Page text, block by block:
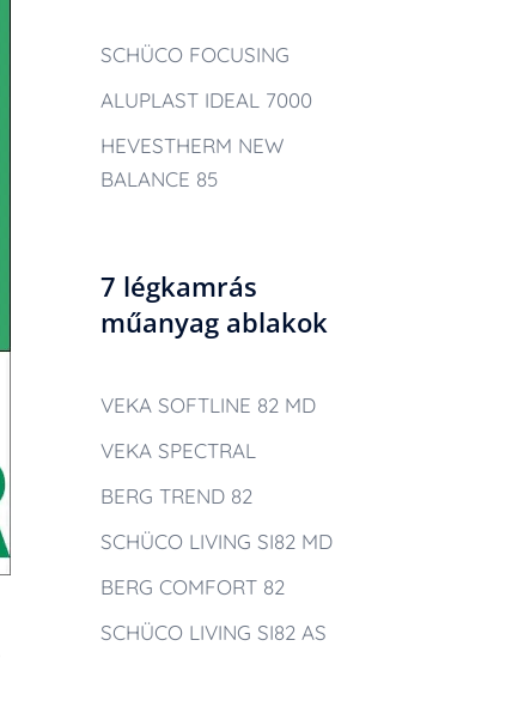
SCHÜCO FOCUSING
ALUPLAST IDEAL 7000
HEVESTHERM NEW
BALANCE 85
7 légkamrás
műanyag ablakok
VEKA SOFTLINE 82 MD
VEKA SPECTRAL
BERG TREND 82
SCHÜCO LIVING SI82 MD
BERG COMFORT 82
SCHÜCO LIVING SI82 AS